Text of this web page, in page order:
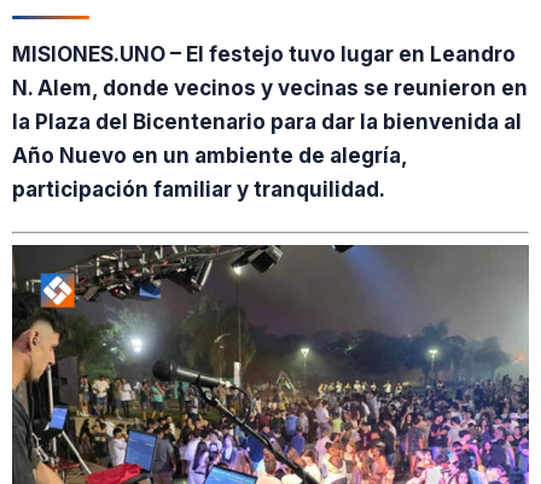
MISIONES.UNO – El festejo tuvo lugar en Leandro
N. Alem, donde vecinos y vecinas se reunieron en
la Plaza del Bicentenario para dar la bienvenida al
Año Nuevo en un ambiente de alegría,
participación familiar y tranquilidad.